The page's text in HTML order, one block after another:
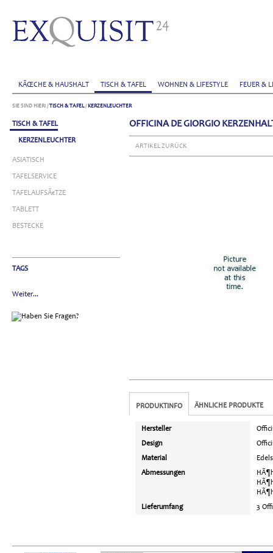
KÃŒCHE & HAUSHALT TISCH & TAFEL WOHNEN & LIFESTYLE FEUER &
SIE SIND HIER: /TISCH & TAFEL/ KERZENLEUCHTER
TISCH & TAFEL
KERZENLEUCHTER
ASIATISCH
TAFELSERVICE
TAFELAUFSÃ€TZE
TABLETT
BESTECKE
TAGS
Weiter...
OFFICINA DE GIORGIO
ARTIKEL ZURÜCK
PRODUKTINFO ÄHNLICHE PRODUKTE
Hersteller
Design
Material
Abmessungen
Lieferumfang
3